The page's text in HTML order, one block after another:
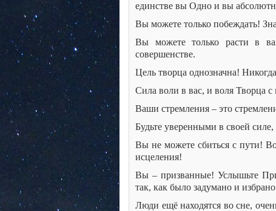
единстве вы Одно и вы
Вы можете только побеждать!
Вы можете только расти в
совершенстве.
Цель творца однозначна!
Сила воли в вас, и воля Творца с
Ваши стремления – это
Будьте уверенными в своей
Вы не можете сбиться с пути!
исцеления!
Вы – призванные! Услышьте
так, как было задумано и
Люди ещё находятся во сне,